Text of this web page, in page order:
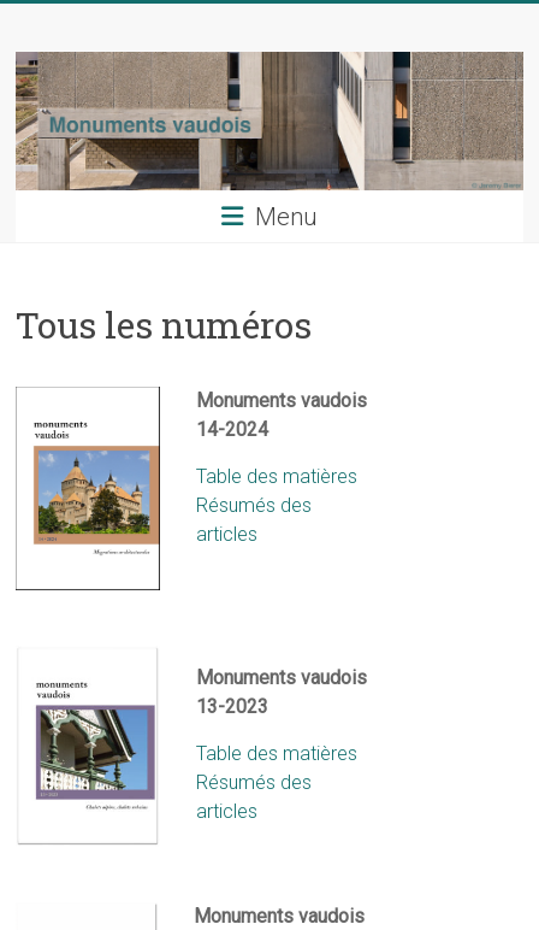
content
Monuments
vaudois
La
revue
canton
Menu
Tous les numéros
Monuments vaudois
14-2024
Table des matières
Résumés des
articles
Monuments vaudois
13-2023
Table des matières
Résumés des
articles
Monuments vaudois